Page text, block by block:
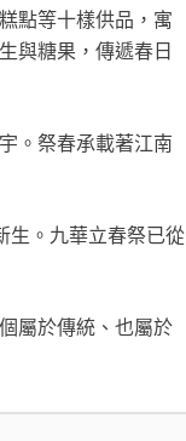
點等十樣供品，寓
與糖果，傳遞春日
。祭春承載著江南
生。九華立春祭已從
屬於傳統、也屬於